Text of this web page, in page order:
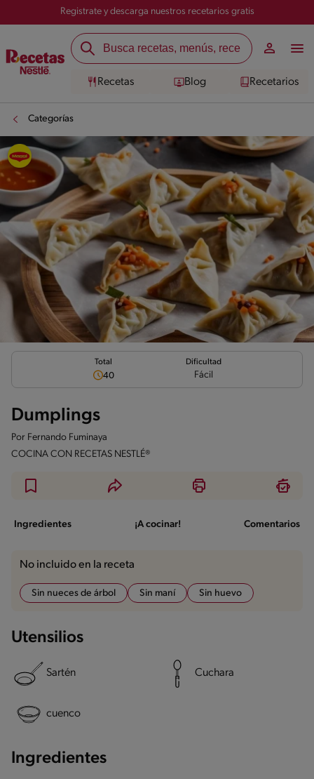
Registrate y descarga nuestros recetarios gratis
Recetas Blog Recetarios
Categorías
Total
40
Dificultad
Fácil
Dumplings
Por Fernando Fuminaya
COCINA CON RECETAS NESTLÉ®
Ingredientes ¡A cocinar! Comentarios
No incluido en la receta
Sin nueces de árbol Sin maní Sin huevo
Utensilios
Sartén Cuchara
cuenco
Ingredientes